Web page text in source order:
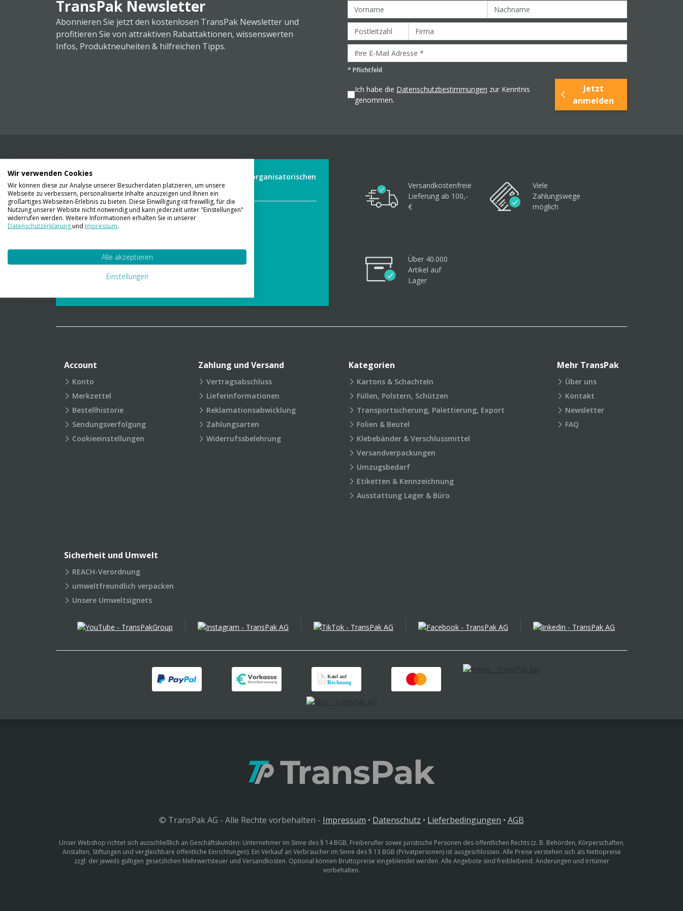
TransPak Newsletter
Abonnieren Sie jetzt den kostenlosen TransPak Newsletter und
profitieren Sie von attraktiven Rabattaktionen, wissenswerten
Infos, Produktneuheiten & hilfreichen Tipps.
* Pflichtfeld
Ich habe die Datenschutzbestimmungen zur Kenntnis
genommen.
Jetzt
anmelden
Wir liefern Ihnen Ihre Ware. Abholung ist leider aus organisatorischen
Gründen nicht möglich.
Kontaktieren Sie uns
01 23 06 03 888
info@transpak.at
Verpackungslexikon
Versandkostenfreie
Lieferung ab 100,-
€
Viele
Zahlungswege
möglich
Über 40.000
Artikel auf
Lager
Account
Konto
Merkzettel
Bestellhistorie
Sendungsverfolgung
Cookieeinstellungen
Zahlung und Versand
Vertragsabschluss
Lieferinformationen
Reklamationsabwicklung
Zahlungsarten
Widerrufssbelehrung
Kategorien
Kartons & Schachteln
Füllen, Polstern, Schützen
Transportsicherung, Palettierung, Export
Folien & Beutel
Klebebänder & Verschlussmittel
Versandverpackungen
Umzugsbedarf
Etiketten & Kennzeichnung
Ausstattung Lager & Büro
Mehr TransPak
Über uns
Kontakt
Newsletter
FAQ
Sicherheit und Umwelt
REACH-Verordnung
umweltfreundlich verpacken
Unsere Umweltsignets
© TransPak AG - Alle Rechte vorbehalten - Impressum • Datenschutz • Lieferbedingungen • AGB
Unser Webshop richtet sich ausschließlich an Geschäftskunden: Unternehmer im Sinne des § 14 BGB, Freiberufler sowie juristische Personen des öffentlichen Rechts (z. B. Behörden, Körperschaften,
Anstalten, Stiftungen und vergleichbare öffentliche Einrichtungen). Ein Verkauf an Verbraucher im Sinne des § 13 BGB (Privatpersonen) ist ausgeschlossen. Alle Preise verstehen sich als Nettopreise
zzgl. der jeweils gültigen gesetzlichen Mehrwertsteuer und Versandkosten. Optional können Bruttopreise eingeblendet werden. Alle Angebote sind freibleibend. Änderungen und Irrtümer
vorbehalten.
Wir verwenden Cookies
Wir können diese zur Analyse unserer Besucherdaten platzieren, um unsere
Webseite zu verbessern, personalisierte Inhalte anzuzeigen und Ihnen ein
großartiges Webseiten-Erlebnis zu bieten. Diese Einwilligung ist freiwillig, für die
Nutzung unserer Website nicht notwendig und kann jederzeit unter "Einstellungen"
widerrufen werden. Weitere Informationen erhalten Sie in unserer
Datenschutzerklärungund Impressum.
Alle akzeptieren
Einstellungen